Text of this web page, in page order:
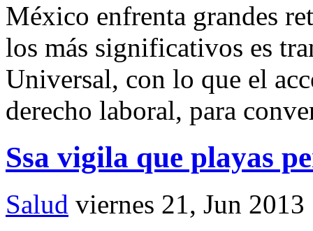
México enfrenta grandes
los más significativos es
Universal, con lo que el
derecho laboral, para
Ssa vigila que playas
Salud viernes 21, Jun 2013